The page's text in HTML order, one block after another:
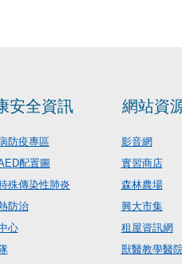
安全資訊
防疫專區
配置圖
殊傳染性肺炎
防治
心
網站資
影音網
實習商店
森林農場
興大市集
租屋資訊網
獸醫教學醫